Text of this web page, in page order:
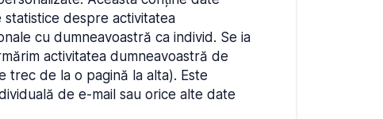
despre activitatea
cu dumneavoastră ca individ. Se ia
activitatea dumneavoastră de
trec de la o pagină la alta). Este
de e-mail sau orice alte date